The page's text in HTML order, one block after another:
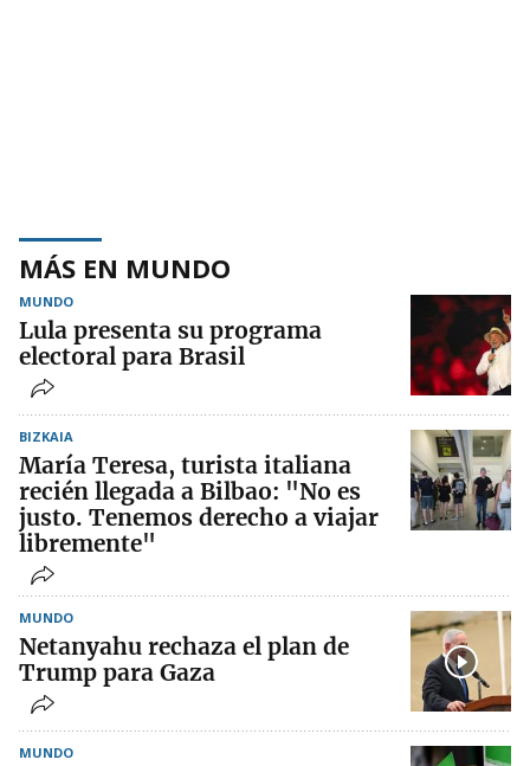
MÁS EN MUNDO
MUNDO
Lula presenta su programa
electoral para Brasil
BIZKAIA
María Teresa, turista italiana
recién llegada a Bilbao: "No es
justo. Tenemos derecho a viajar
libremente"
MUNDO
Netanyahu rechaza el plan de
Trump para Gaza
MUNDO